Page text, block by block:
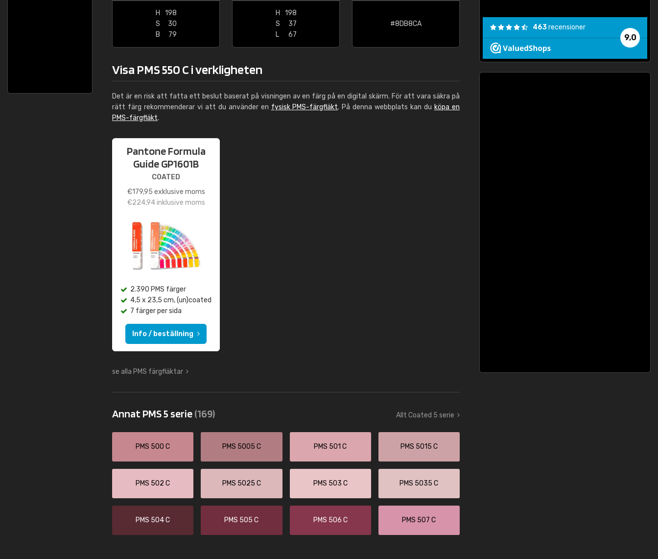
H
198
S
30
B
79
H
198
S
37
L
67
#8DB8CA
Visa PMS 550 C i verkligheten
Det är en risk att fatta ett beslut baserat på visningen av en färg på en digital skärm. För att vara säkra på
rätt färg rekommenderar vi att du använder en fysisk PMS-färgfläkt. På denna webbplats kan du köpa en
PMS-färgfläkt.
Pantone Formula
Guide GP1601B
COATED
€179,95 exklusive moms
€224,94inklusive moms
2.390 PMS färger
4,5 x 23,5 cm, (un)coated
7 färger per sida
Info / beställning
se alla PMS färgfläktar
Annat PMS 5 serie(169) Allt Coated 5 serie
PMS 500 C PMS 5005 C PMS 501 C PMS 5015 C
PMS 502 C PMS 5025 C PMS 503 C PMS 5035 C
PMS 504 C PMS 505 C PMS 506 C PMS 507 C
9,0
463recensioner